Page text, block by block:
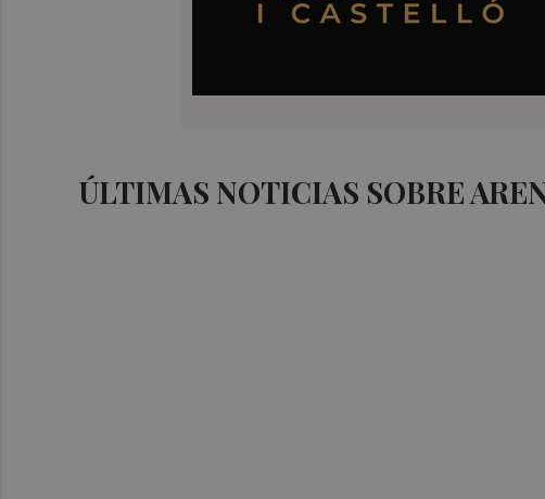
ÚLTIMAS NOTICIAS SOBRE